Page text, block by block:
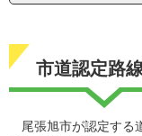
市道認定路
尾張旭市が認定する